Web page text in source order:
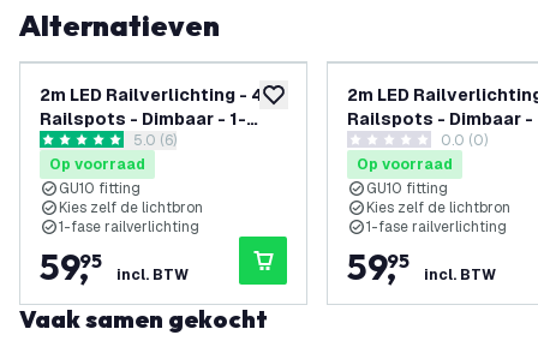
Alternatieven
toevoegen aan verlanglijst
2m LED Railverlichting - 4
Railspots - Dimbaar - 1-
Fase Railsysteem - Zwart
reviews drawer openen
5 score sterren5.0 (6)
Op voorraad
GU10 fitting
Kies zelf de lichtbron
1-fase railverlichting
59,
95
incl. BTW
2m LED
Railspots - Dimbaar -
Fase Railsysteem -
0 score sterren0.0 (0)
Op voorraad
GU10 fitting
Kies zelf de lichtbron
1-fase railverlichting
59,
95
incl. BTW
Vaak samen gekocht